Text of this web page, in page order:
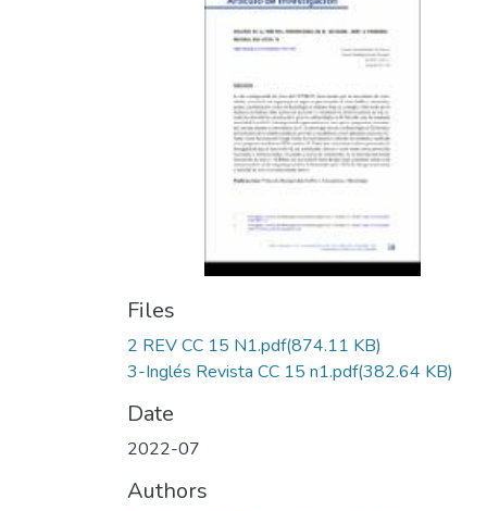
Files
2 REV CC 15 N1.pdf(874.11 KB)
3-Inglés Revista CC 15 n1.pdf(382.64 KB)
Date
2022-07
Authors